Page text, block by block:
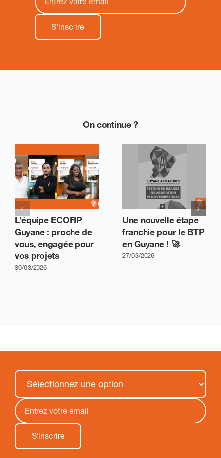
On continue ?
L’équipe ECOFIP
Guyane : proche de
vous, engagée pour
vos projets
30/03/2026
Une nouvelle étape
franchie pour le BTP
en Guyane ! 🚀
27/03/2026